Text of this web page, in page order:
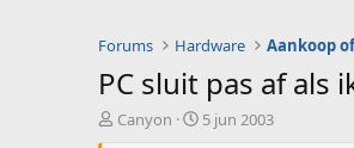
Forums Hardware Aankoop
PC sluit pas af als
O
Canyon
S
5 jun 2003